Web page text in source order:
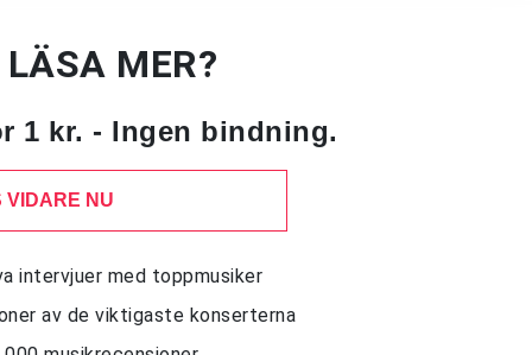
MER?
1 kr. - Ingen bindning.
VIDARE NU
intervjuer med toppmusiker
av de viktigaste konserterna